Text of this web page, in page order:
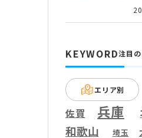
KEYWORD注目
エリア別
佐賀 兵庫
和歌山 埼玉